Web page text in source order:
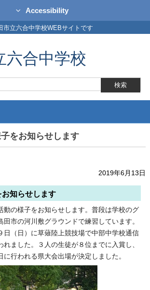
Accessibility
市立六合中学校WEBサイトです
六合中学校
をお知らせします
2019年6月13日
知らせします
の様子をお知らせします。普段は学校のグ
田市の河川敷グラウンドで練習しています。
（日）に草薙陸上競技場で中部中学校通信
れました。３人の生徒が８位までに入賞し、
に行われる県大会出場が決定しました。